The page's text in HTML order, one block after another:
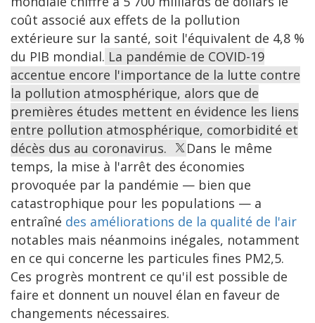
coût associé aux effets de la pollution
extérieure sur la santé, soit l'équivalent de 4,8 %
du PIB mondial. La pandémie de COVID-19
accentue encore l'importance de la lutte contre
la pollution atmosphérique, alors que de
premières études mettent en évidence les liens
entre pollution atmosphérique, comorbidité et
décès dus au coronavirus.
Dans le même
temps, la mise à l'arrêt des économies
provoquée par la pandémie — bien que
catastrophique pour les populations — a
entraîné des améliorations de la qualité de l'air
notables mais néanmoins inégales, notamment
en ce qui concerne les particules fines PM2,5.
Ces progrès montrent ce qu'il est possible de
faire et donnent un nouvel élan en faveur de
changements nécessaires.